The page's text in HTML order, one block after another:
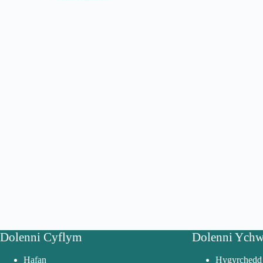
Dolenni Cyflym
Hafan
Dolenni
Hygyrchedd